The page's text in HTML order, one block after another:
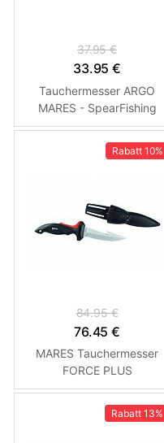
37.95 €
33.95 €
Tauchermesser ARGO
MARES - SpearFishing
Rabatt 10%
84.95 €
76.45 €
MARES Tauchermesser
FORCE PLUS
Rabatt 13%